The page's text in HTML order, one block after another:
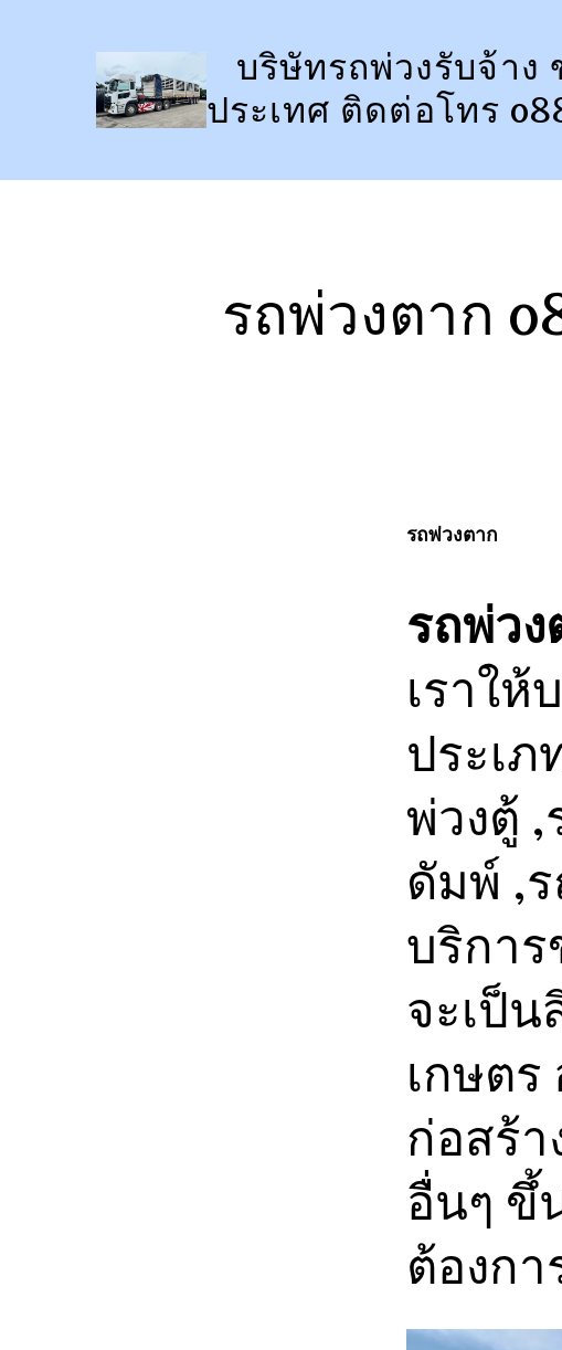
บริษัทรถพ่วงรับจ้าง
ประเทศ ติดต่อโทร
รถพ่วงตาก
รถพ่วงตาก
รถพ่วง
เราใ
ประเภ
พ่วงตู้
ดัมพ์ ,
บริกา
จะเป็
เกษต
ก่อสร้
อื่นๆ ขึ้
ต้องก